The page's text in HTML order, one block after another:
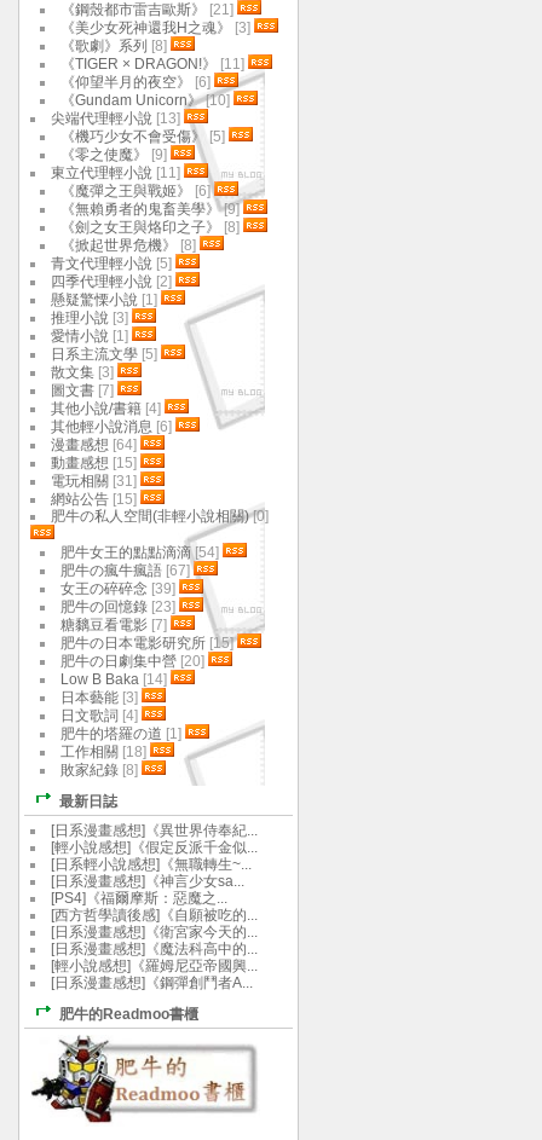
《鋼殼都市雷吉歐斯》
[21]
《美少女死神還我H之魂》
[3]
《歌劇》系列 [8]
《TIGER × DRAGON!》
[11]
《仰望半月的夜空》
[6]
《Gundam Unicorn》[10]
尖端代理輕小說 [13]
《機巧少女不會受傷》
[5]
《零之使魔》
[9]
東立代理輕小說 [11]
《魔彈之王與戰姬》
[6]
《無賴勇者的鬼畜美學》[9]
《劍之女王與烙印之子》
[8]
《掀起世界危機》
[8]
青文代理輕小說 [5]
四季代理輕小說 [2]
懸疑驚慄小說 [1]
推理小說 [3]
愛情小說 [1]
日系主流文學 [5]
散文集 [3]
圖文書 [7]
其他小說/書籍 [4]
其他輕小說消息 [6]
漫畫感想 [64]
動畫感想 [15]
電玩相關 [31]
網站公告 [15]
肥牛の私人空間(非輕小說相關)[0]
肥牛女王的點點滴滴[54]
肥牛の瘋牛瘋語 [67]
女王の碎碎念 [39]
肥牛の回憶錄 [23]
糖黐豆看電影 [7]
肥牛の日本電影研究所 [15]
肥牛の日劇集中營 [20]
Low B Baka [14]
日本藝能 [3]
日文歌詞 [4]
肥牛的塔羅の道 [1]
工作相關 [18]
敗家紀錄 [8]
最新日誌
[日系漫畫感想]《異世界侍奉紀...
[輕小說感想]《假定反派千金似...
[日系輕小說感想]《無職轉生~...
[日系漫畫感想]《神言少女sa...
[PS4]《福爾摩斯：惡魔之...
[西方哲學讀後感]《自願被吃的...
[日系漫畫感想]《衛宮家今天的...
[日系漫畫感想]《魔法科高中的...
[輕小說感想]《羅姆尼亞帝國興...
[日系漫畫感想]《鋼彈創鬥者A...
肥牛的Readmoo書櫃